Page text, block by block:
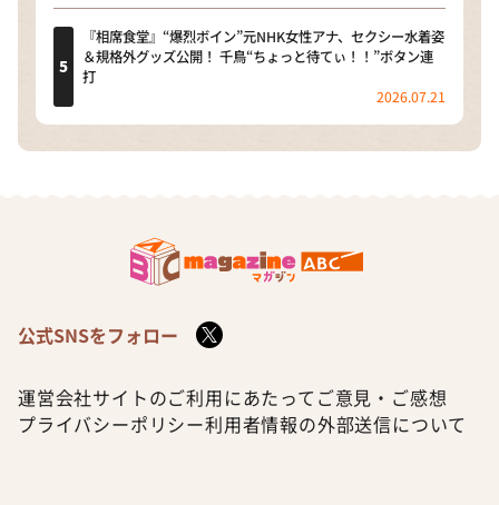
『相席食堂』“爆烈ボイン”元NHK女性アナ、セクシー水着姿
＆規格外グッズ公開！ 千鳥“ちょっと待てぃ！！”ボタン連
打
2026.07.21
公式SNSをフォロー
運営会社サイトのご利用にあたって ご意見・ご感想
プライバシーポリシー利用者情報の外部送信について